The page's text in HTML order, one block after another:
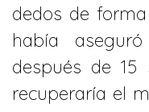
dedos de
había
después de 15
recuperaría el